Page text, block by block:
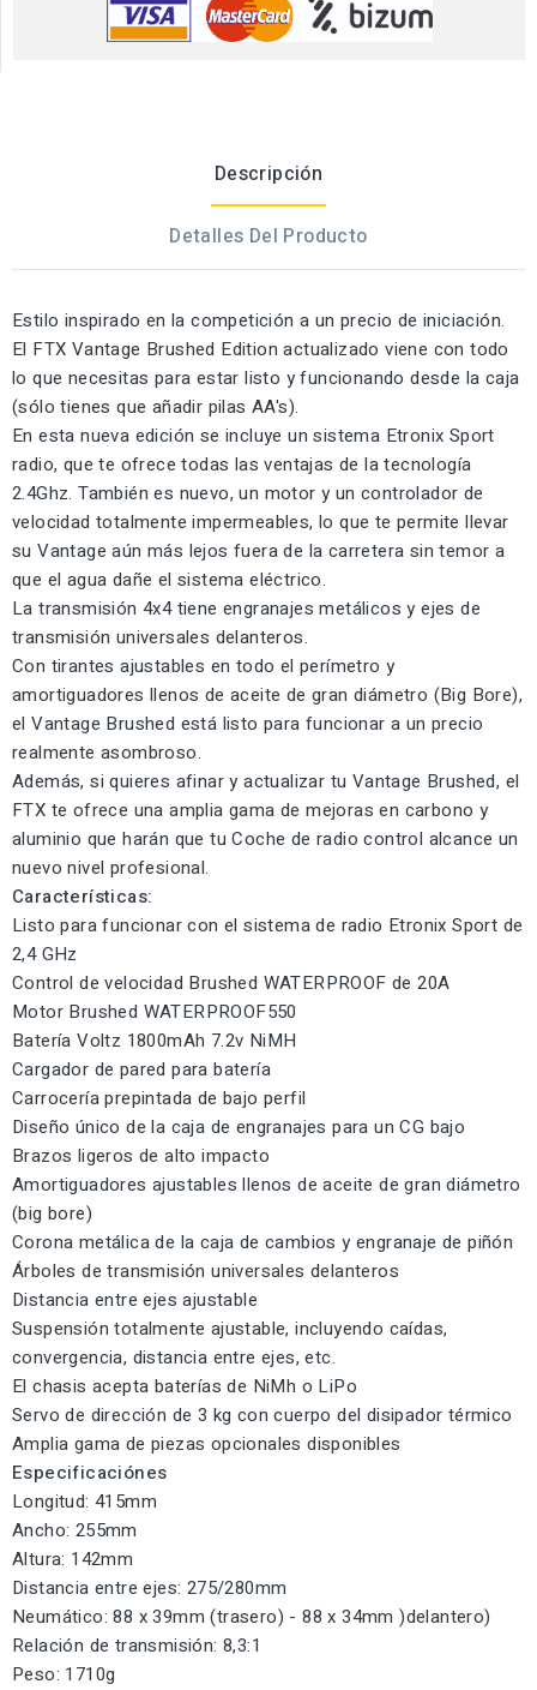
Descripción
Detalles Del Producto
Estilo inspirado en la competición a un precio de iniciación.
El FTX Vantage Brushed Edition actualizado viene con todo
lo que necesitas para estar listo y funcionando desde la caja
(sólo tienes que añadir pilas AA's).
En esta nueva edición se incluye un sistema Etronix Sport
radio, que te ofrece todas las ventajas de la tecnología
2.4Ghz. También es nuevo, un motor y un controlador de
velocidad totalmente impermeables, lo que te permite llevar
su Vantage aún más lejos fuera de la carretera sin temor a
que el agua dañe el sistema eléctrico.
La transmisión 4x4 tiene engranajes metálicos y ejes de
transmisión universales delanteros.
Con tirantes ajustables en todo el perímetro y
amortiguadores llenos de aceite de gran diámetro (Big Bore),
el Vantage Brushed está listo para funcionar a un precio
realmente asombroso.
Además, si quieres afinar y actualizar tu Vantage Brushed, el
FTX te ofrece una amplia gama de mejoras en carbono y
aluminio que harán que tu Coche de radio control alcance un
nuevo nivel profesional.
Características:
Listo para funcionar con el sistema de radio Etronix Sport de
2,4 GHz
Control de velocidad Brushed WATERPROOF de 20A
Motor Brushed WATERPROOF550
Batería Voltz 1800mAh 7.2v NiMH
Cargador de pared para batería
Carrocería prepintada de bajo perfil
Diseño único de la caja de engranajes para un CG bajo
Brazos ligeros de alto impacto
Amortiguadores ajustables llenos de aceite de gran diámetro
(big bore)
Corona metálica de la caja de cambios y engranaje de piñón
Árboles de transmisión universales delanteros
Distancia entre ejes ajustable
Suspensión totalmente ajustable, incluyendo caídas,
convergencia, distancia entre ejes, etc.
El chasis acepta baterías de NiMh o LiPo
Servo de dirección de 3 kg con cuerpo del disipador térmico
Amplia gama de piezas opcionales disponibles
Especificaciónes
Longitud: 415mm
Ancho: 255mm
Altura: 142mm
Distancia entre ejes: 275/280mm
Neumático: 88 x 39mm (trasero) - 88 x 34mm )delantero)
Relación de transmisión: 8,3:1
Peso: 1710g